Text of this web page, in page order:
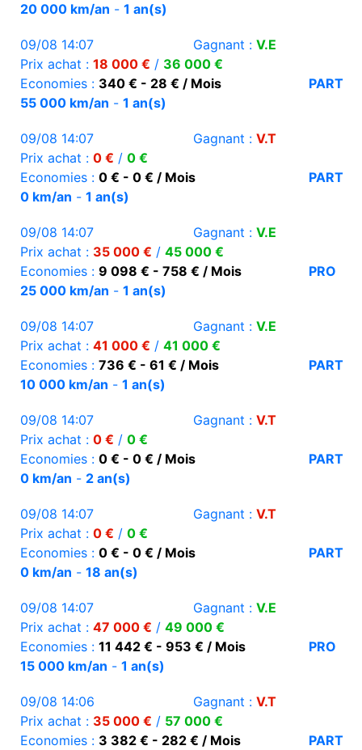
20 000 km/an - 1 an(s)
09/08 14:07 Gagnant : V.E
Prix achat : 18 000 € / 36 000 €
Economies : 340 € - 28 € / Mois
PART
55 000 km/an - 1 an(s)
09/08 14:07 Gagnant : V.T
Prix achat : 0 € / 0 €
Economies : 0 € - 0 € / Mois
PART
0 km/an - 1 an(s)
09/08 14:07 Gagnant : V.E
Prix achat : 35 000 € / 45 000 €
Economies : 9 098 € - 758 € / Mois
PRO
25 000 km/an - 1 an(s)
09/08 14:07 Gagnant : V.E
Prix achat : 41 000 € / 41 000 €
Economies : 736 € - 61 € / Mois
PART
10 000 km/an - 1 an(s)
09/08 14:07 Gagnant : V.T
Prix achat : 0 € / 0 €
Economies : 0 € - 0 € / Mois
PART
0 km/an - 2 an(s)
09/08 14:07 Gagnant : V.T
Prix achat : 0 € / 0 €
Economies : 0 € - 0 € / Mois
PART
0 km/an - 18 an(s)
09/08 14:07 Gagnant : V.E
Prix achat : 47 000 € / 49 000 €
Economies : 11 442 € - 953 € / Mois
PRO
15 000 km/an - 1 an(s)
09/08 14:06 Gagnant : V.T
Prix achat : 35 000 € / 57 000 €
Economies : 3 382 € - 282 € / Mois
PART